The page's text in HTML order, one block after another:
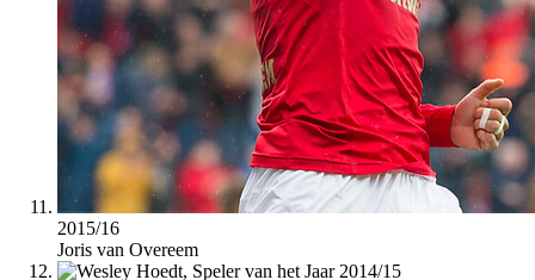
2015/16
Joris van Overeem